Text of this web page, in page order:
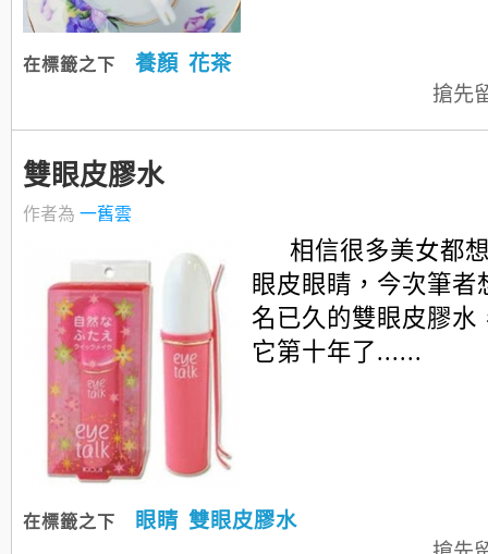
在標籤之下 養顏 花茶
搶先
雙眼皮膠水
作者為 一舊雲
相信很多美女都
眼皮眼睛，今次筆者
名已久的雙眼皮膠水
它第十年了......
在標籤之下 眼睛 雙眼皮膠水